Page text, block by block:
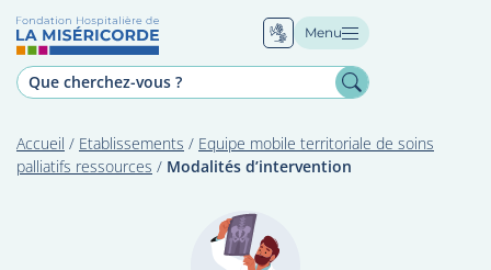
Menu
Accueil / Etablissements / Equipe mobile territoriale de soins
palliatifs ressources / Modalités d’intervention